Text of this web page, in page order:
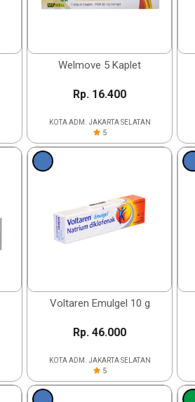
Welmove 5 Kaplet
Rp. 16.400
KOTA ADM. JAKARTA SELATAN
5
Voltaren Emulgel 10 g
Rp. 46.000
KOTA ADM. JAKARTA SELATAN
5